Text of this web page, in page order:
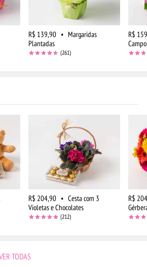
R$ 139,90 • Margaridas
Plantadas
(261)
R$
R$ 204,90 • Cesta com 3
Violetas e Chocolates
(212)
R$
TODAS